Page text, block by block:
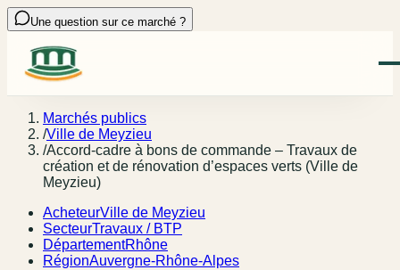
Une question sur ce marché ?
Marchés publics
/Ville de Meyzieu
/Accord-cadre à bons de commande – Travaux de
création et de rénovation d’espaces verts (Ville de
Meyzieu)
AcheteurVille de Meyzieu
SecteurTravaux / BTP
DépartementRhône
RégionAuvergne-Rhône-Alpes